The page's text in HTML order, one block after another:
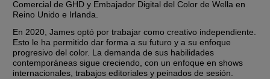
Comercial de GHD y Embajador Digital del Color de Wella en
Reino Unido e Irlanda.
En 2020, James optó por trabajar como creativo independiente.
Esto le ha permitido dar forma a su futuro y a su enfoque
progresivo del color. La demanda de sus habilidades
contemporáneas sigue creciendo, con un enfoque en shows
internacionales, trabajos editoriales y peinados de sesión.